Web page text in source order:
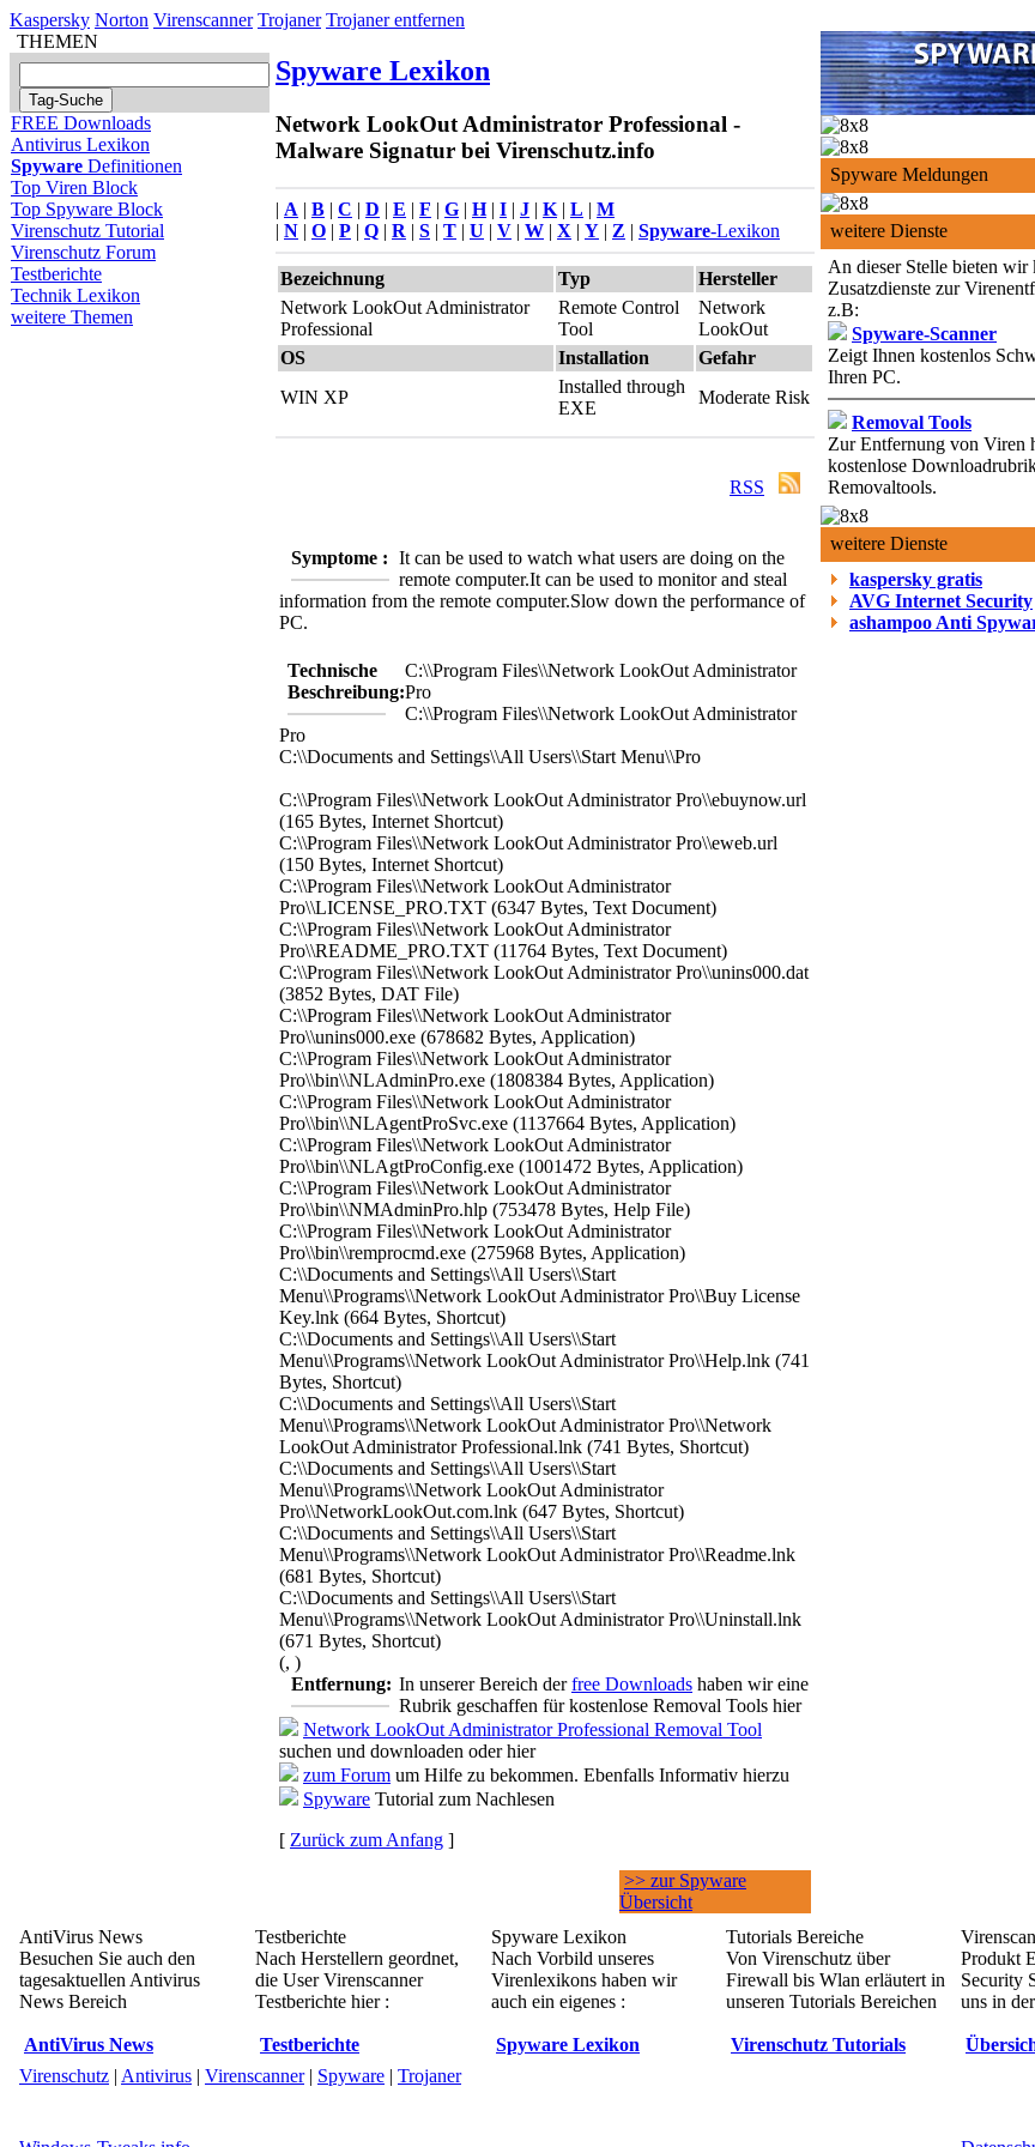
Kaspersky Norton Virenscanner Trojaner Trojaner entfernen
THEMEN
FREE Downloads
Antivirus Lexikon
Spyware Definitionen
Top Viren Block
Top Spyware Block
Virenschutz Tutorial
Virenschutz Forum
Testberichte
Technik Lexikon
weitere Themen
Spyware Lexikon
Network LookOut Administrator Professional -
Malware Signatur bei Virenschutz.info
| A | B | C | D | E | F | G | H| I | J | K | L | M
| N | O | P | Q | R | S | T | U | V | W | X | Y | Z | Spyware-Lexikon
Bezeichnung Typ
Hersteller
Network LookOut Administrator
Professional
Remote Control
Tool
Network
LookOut
OS
Installation
Gefahr
WIN XP
Installed through
EXE
Moderate Risk
RSS
Symptome : It can be used to watch what users are doing on the
remote computer.It can be used to monitor and steal
information from the remote computer.Slow down the performance of
PC.
Technische
Beschreibung:
C:\\Program Files\\Network LookOut Administrator
Pro
C:\\Program Files\\Network LookOut Administrator
Pro
C:\\Documents and Settings\\All Users\\Start Menu\\Pro
C:\\Program Files\\Network LookOut Administrator Pro\\ebuynow.url
(165 Bytes, Internet Shortcut)
C:\\Program Files\\Network LookOut Administrator Pro\\eweb.url
(150 Bytes, Internet Shortcut)
C:\\Program Files\\Network LookOut Administrator
Pro\\LICENSE_PRO.TXT (6347 Bytes, Text Document)
C:\\Program Files\\Network LookOut Administrator
Pro\\README_PRO.TXT (11764 Bytes, Text Document)
C:\\Program Files\\Network LookOut Administrator Pro\\unins000.dat
(3852 Bytes, DAT File)
C:\\Program Files\\Network LookOut Administrator
Pro\\unins000.exe (678682 Bytes, Application)
C:\\Program Files\\Network LookOut Administrator
Pro\\bin\\NLAdminPro.exe (1808384 Bytes, Application)
C:\\Program Files\\Network LookOut Administrator
Pro\\bin\\NLAgentProSvc.exe (1137664 Bytes, Application)
C:\\Program Files\\Network LookOut Administrator
Pro\\bin\\NLAgtProConfig.exe (1001472 Bytes, Application)
C:\\Program Files\\Network LookOut Administrator
Pro\\bin\\NMAdminPro.hlp (753478 Bytes, Help File)
C:\\Program Files\\Network LookOut Administrator
Pro\\bin\\remprocmd.exe (275968 Bytes, Application)
C:\\Documents and Settings\\All Users\\Start
Menu\\Programs\\Network LookOut Administrator Pro\\Buy License
Key.lnk (664 Bytes, Shortcut)
C:\\Documents and Settings\\All Users\\Start
Menu\\Programs\\Network LookOut Administrator Pro\\Help.lnk (741
Bytes, Shortcut)
C:\\Documents and Settings\\All Users\\Start
Menu\\Programs\\Network LookOut Administrator Pro\\Network
LookOut Administrator Professional.lnk (741 Bytes, Shortcut)
C:\\Documents and Settings\\All Users\\Start
Menu\\Programs\\Network LookOut Administrator
Pro\\NetworkLookOut.com.lnk (647 Bytes, Shortcut)
C:\\Documents and Settings\\All Users\\Start
Menu\\Programs\\Network LookOut Administrator Pro\\Readme.lnk
(681 Bytes, Shortcut)
C:\\Documents and Settings\\All Users\\Start
Menu\\Programs\\Network LookOut Administrator Pro\\Uninstall.lnk
(671 Bytes, Shortcut)
(, )
Entfernung: In unserer Bereich derfree Downloads haben wir eine
Rubrik geschaffen für kostenlose Removal Tools hier
Network LookOut Administrator Professional Removal Tool
suchen und downloaden oder hier
zum Forum um Hilfe zu bekommen. Ebenfalls Informativ hierzu
Spyware Tutorial zum Nachlesen
[ Zurück zum Anfang ]
>> zur Spyware
Übersicht
Spyware Meldungen
weitere Dienste
An dieser Stelle bieten wir
Zusatzdienste zur
z.B:
Spyware-Scanner
Zeigt Ihnen kostenlos
Ihren PC.
Removal Tools
Zur Entfernung von Viren
kostenlose
Removaltools.
weitere Dienste
kaspersky gratis
AVG Internet Security
ashampoo Anti
AntiVirus News
Besuchen Sie auch den
tagesaktuellen Antivirus
News Bereich
AntiVirus News
Testberichte
Nach Herstellern geordnet,
die User Virenscanner
Testberichte hier :
Testberichte
Spyware Lexikon
Nach Vorbild unseres
Virenlexikons haben wir
auch ein eigenes :
Spyware Lexikon
Tutorials Bereiche
Von Virenschutz über
Firewall bis Wlan erläutert in
unseren Tutorials Bereichen
Virenschutz Tutorials
Produkt
Security
uns in
Virenschutz | Antivirus | Virenscanner| Spyware | Trojaner